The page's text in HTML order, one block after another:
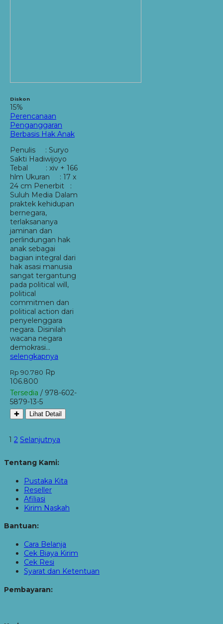
Diskon
15%
Perencanaan
Penganggaran
Berbasis Hak Anak
Penulis : Suryo
Sakti Hadiwijoyo
Tebal : xiv + 166
hlm Ukuran : 17 x
24 cm Penerbit :
Suluh Media Dalam
praktek kehidupan
bernegara,
terlaksananya
jaminan dan
perlindungan hak
anak sebagai
bagian integral dari
hak asasi manusia
sangat tergantung
pada political will,
political
commitmen dan
political action dari
penyelenggara
negara. Disinilah
wacana negara
demokrasi…
selengkapnya
Rp 90.780 Rp
106.800
Tersedia / 978-602-
5879-13-5
✚ Lihat Detail
1 2 Selanjutnya
Tentang Kami:
Pustaka Kita
Reseller
Afiliasi
Kirim Naskah
Bantuan:
Cara Belanja
Cek Biaya Kirim
Cek Resi
Syarat dan Ketentuan
Pembayaran: